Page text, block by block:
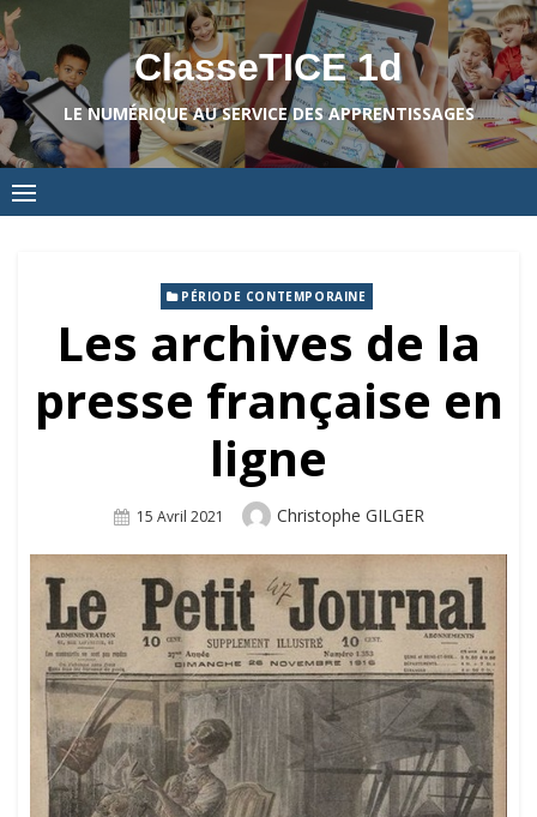
Skip
to
content
ClasseTICE 1d
LE NUMÉRIQUE AU SERVICE DES APPRENTISSAGES
PÉRIODE CONTEMPORAINE
Les archives de la
presse française en
ligne
Posted
15 Avril 2021 Author
Christophe GILGER